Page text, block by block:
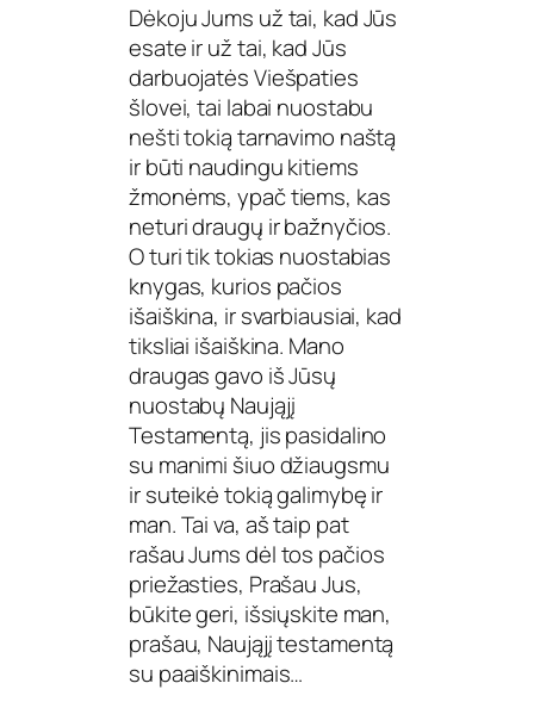
Dėkoju Jums už tai, kad Jūs
esate ir už tai, kad Jūs
darbuojatės Viešpaties
šlovei, tai labai nuostabu
nešti tokią tarnavimo naštą
ir būti naudingu kitiems
žmonėms, ypač tiems, kas
neturi draugų ir bažnyčios.
O turi tik tokias nuostabias
knygas, kurios pačios
išaiškina, ir svarbiausiai, kad
tiksliai išaiškina. Mano
draugas gavo iš Jūsų
nuostabų Naująjį
Testamentą, jis pasidalino
su manimi šiuo džiaugsmu
ir suteikė tokią galimybę ir
man. Tai va, aš taip pat
rašau Jums dėl tos pačios
priežasties, Prašau Jus,
būkite geri, išsiųskite man,
prašau, Naująjį testamentą
su paaiškinimais…